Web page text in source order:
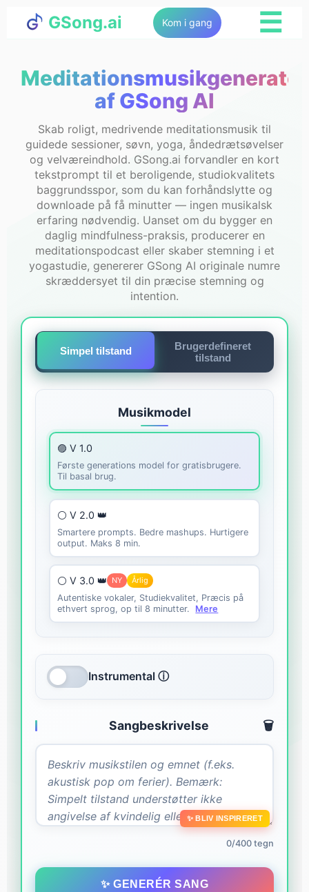
GSong.ai Kom i gang ☰
Meditationsmusikgenerator
af GSong AI
Skab roligt, medrivende meditationsmusik til
guidede sessioner, søvn, yoga, åndedrætsøvelser
og velværeindhold. GSong.ai forvandler en kort
tekstprompt til et beroligende, studiokvalitets
baggrundsspor, som du kan forhåndslytte og
downloade på få minutter — ingen musikalsk
erfaring nødvendig. Uanset om du bygger en
daglig mindfulness-praksis, producerer en
meditationspodcast eller skaber stemning i et
yogastudie, genererer GSong AI originale numre
skræddersyet til din præcise stemning og
intention.
Simpel tilstand
Brugerdefineret
tilstand
Musikmodel
🟣 V 1.0
Første generations model for gratisbrugere.
Til basal brug.
⚪ V 2.0 👑
Smartere prompts. Bedre mashups. Hurtigere
output. Maks 8 min.
⚪ V 3.0 👑 NY Årlig
Autentiske vokaler, Studiekvalitet, Præcis på
ethvert sprog, op til 8 minutter.
Mere
Instrumental ⓘ
Sangbeskrivelse 🗑️
✨ BLIV INSPIRERET
0/400 tegn
✨ GENERÉR SANG